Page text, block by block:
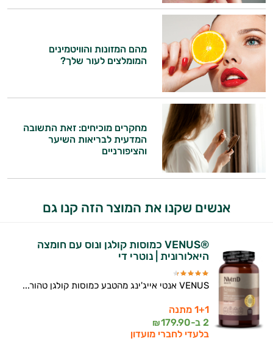
מהם המזונות והוויטמינים
המומלצים לעור שלך?
מחקרים מוכיחים: זאת התשובה
המדעית לבריאות השיער
והציפורניים
אנשים שקנו את המוצר הזה קנו גם
®VENUS כמוסות קולגן ונוס עם חומצה
היאלורונית | נוטרי די
VENUS אנטי אייג'ינג מהטבע כמוסות קולגן טהור...
1+1 מתנה
2 ב-
179.90
₪
בלעדי לחברי מועדון
אישיות מבוססות מדעית.
זה הזמן להתחיל. איך אוכל לעזור?